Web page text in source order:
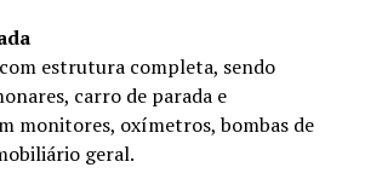
estrutura completa, sendo
carro de parada e
monitores, oxímetros, bombas de
geral.